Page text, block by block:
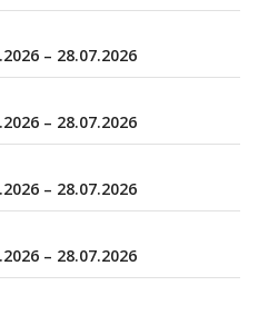
– 28.07.2026
– 28.07.2026
– 28.07.2026
– 28.07.2026